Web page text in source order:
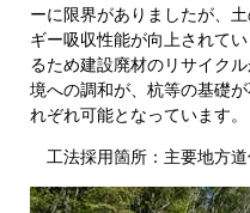
ーに限界がありましたが、
ギー吸収性能が向上されて
るため建設廃材のリサイク
境への調和が、杭等の基礎
れぞれ可能となっています。
工法採用箇所：主要地方